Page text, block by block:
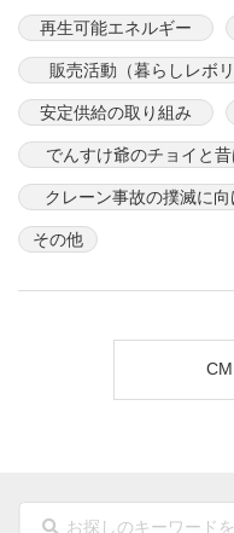
再生可能エネルギー
販売活動（暮らしレボ
安定供給の取り組み
でんすけ爺のチョイと昔
クレーン事故の撲滅に向
その他